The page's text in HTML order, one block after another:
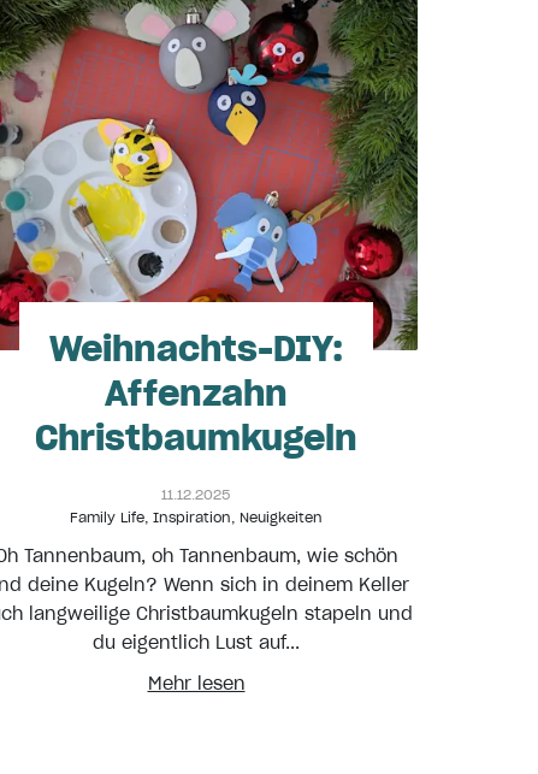
Weihnachts-DIY:
Affenzahn
Christbaumkugeln
11.12.2025
Family Life, Inspiration, Neuigkeiten
Tannenbaum, oh Tannenbaum, wie schön
deine Kugeln? Wenn sich in deinem Keller
langweilige Christbaumkugeln stapeln und
du eigentlich Lust auf...
Mehr lesen